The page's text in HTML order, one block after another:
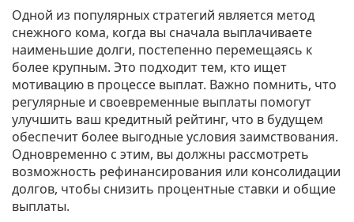
Одной из популярных стратегий является метод
снежного кома, когда вы сначала выплачиваете
наименьшие долги, постепенно перемещаясь к
более крупным. Это подходит тем, кто ищет
мотивацию в процессе выплат. Важно помнить, что
регулярные и своевременные выплаты помогут
улучшить ваш кредитный рейтинг, что в будущем
обеспечит более выгодные условия заимствования.
Одновременно с этим, вы должны рассмотреть
возможность рефинансирования или консолидации
долгов, чтобы снизить процентные ставки и общие
выплаты.